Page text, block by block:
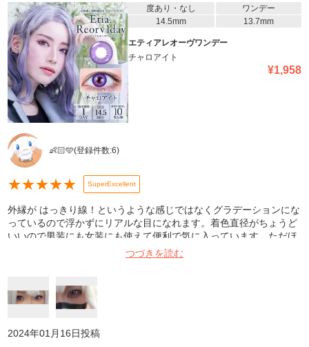
度あり・なし
ワンデー
14.5mm
13.7mm
エティアレオーヴワンデー
チャロアイト
¥1,958
👶🏻🩵(登録件数:6)
★★★★★ SuperExcellent
外縁が はっきり線！というような感じではなくグラデーションにな
っているので浮かずにリアルな目になれます。着色直径がちょうど
いいので男装にも女装にも使えて便利で気に入っています。ただほ
かのカラコンに比べて若干瞳孔が小さく見えて、キツめな印象にな
るので使うキャラには注意した方がいいかもしれません。
つづきを読む
2024年01月16日投稿